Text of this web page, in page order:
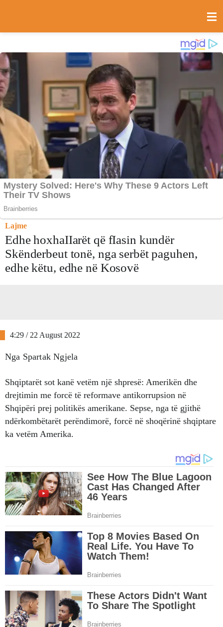
Lajme
Edhe hoxhaIIarët që fIasin kundër
Skënderbeut tonë, nga serbët paguhen,
edhe këtu, edhe në Kosovë
4:29 / 22 August 2022
Nga Spartak Ngjela
Shqiptarët sot kanë vetëm një shpresë: Amerikën dhe
drejtimin me forcë të reformave antikorrupsion në
Shqipëri prej politikës amerikane. Sepse, nga të gjithë
ndërkombëtarët perëndimorë, forcë në shoqërinë shqiptare
ka vetëm Amerika.